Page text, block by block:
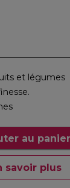
et légumes
au panier
savoir plus